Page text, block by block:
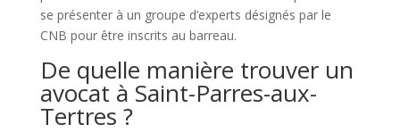
se présenter à un groupe d’experts désignés par le
CNB pour être inscrits au barreau.
De quelle manière trouver un
avocat à Saint-Parres-aux-
Tertres ?